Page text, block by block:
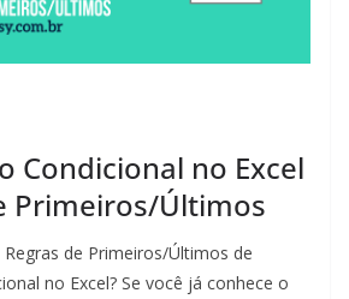
Condicional no Excel
Primeiros/Últimos
de Primeiros/Últimos de
no Excel? Se você já conhece o